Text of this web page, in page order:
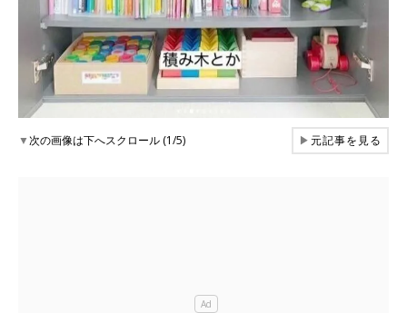
▼次の画像は下へスクロール (1/5) ▶元記事を見る